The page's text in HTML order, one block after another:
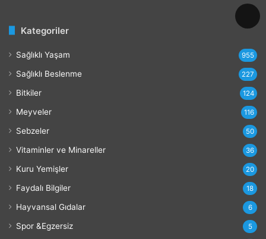
Kategoriler
Sağlıklı Yaşam 955
Sağlıklı Beslenme 227
Bitkiler 124
Meyveler 116
Sebzeler 50
Vitaminler ve Minareller 36
Kuru Yemişler 20
Faydalı Bilgiler 18
Hayvansal Gıdalar 6
Spor &Egzersiz 5